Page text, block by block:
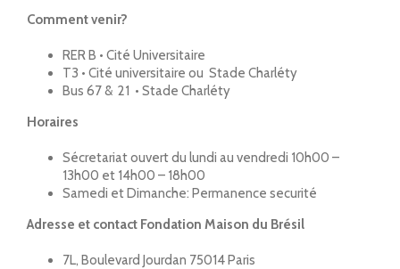
Comment venir?
RER B • Cité Universitaire
T3 • Cité universitaire ou Stade Charléty
Bus 67 & 21 • Stade Charléty
Horaires
Sécretariat ouvert du lundi au vendredi 10h00 –
13h00 et 14h00 – 18h00
Samedi et Dimanche: Permanence securité
Adresse et contact Fondation Maison du Brésil
7L, Boulevard Jourdan 75014 Paris